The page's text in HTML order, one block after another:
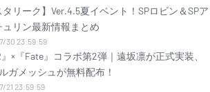
タリーク】Ver.4.5夏イベント！SPロビン＆SPア
ュリン最新情報まとめ
30 23:59:59
』×『Fate』コラボ第2弾｜遠坂凛が正式実装、
ガメッシュが無料配布！
21 23:59:59